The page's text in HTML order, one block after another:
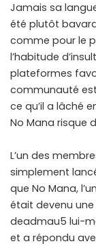
Jamais sa
été plutôt
comme pour le
l’habitude
plateformes
communauté
ce qu’il a lâché
No Mana risque
L’un des
simplement
que No Mana,
était devenu
deadmau5 lui-
et a répondu